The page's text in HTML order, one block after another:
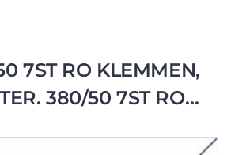
7ST RO KLEMMEN,
380/50 7ST RO